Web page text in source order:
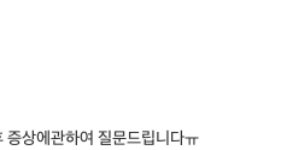
상에관하여 질문드립니다ㅠ